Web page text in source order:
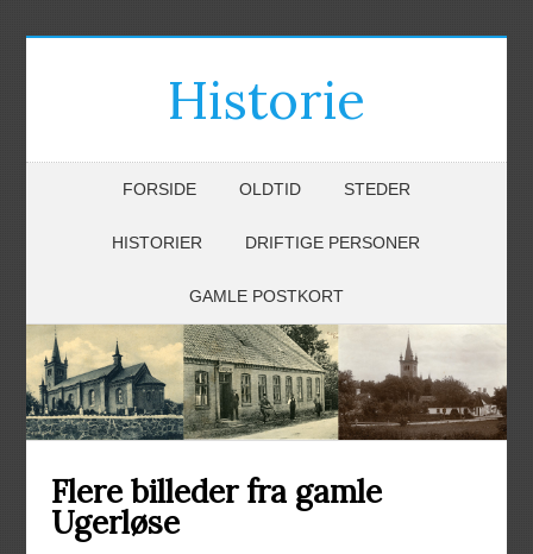
Historie
FORSIDE OLDTID STEDER
HISTORIER DRIFTIGE PERSONER
GAMLE POSTKORT
Flere billeder fra gamle
Ugerløse